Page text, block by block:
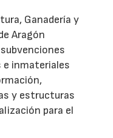
Ganadería y
Aragón
e inmateriales
y estructuras
para el